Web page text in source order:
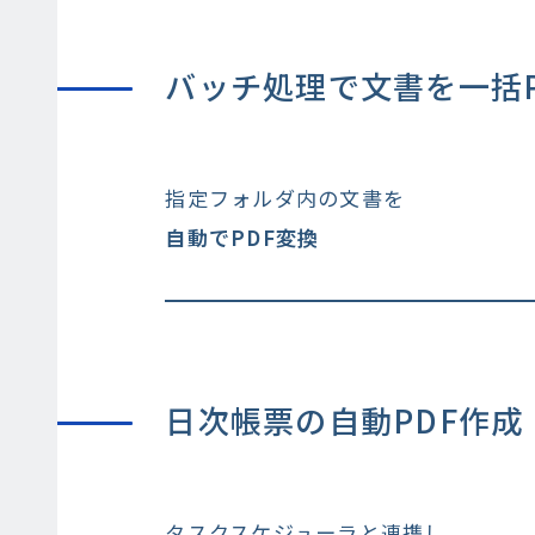
バッチ処理で文書を一括
指定フォルダ内の文書を
自動でPDF変換
日次帳票の自動PDF作成